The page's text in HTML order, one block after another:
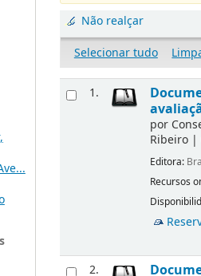
Não realçar
Selecionar tudo
1.
por
Ribeiro |
Editora:
Recursos
2.